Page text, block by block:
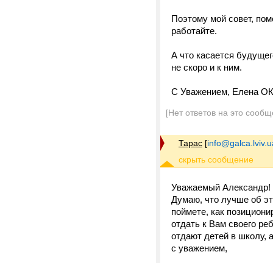
Поэтому мой совет,
работайте.
А что касается
не скоро и к ним.
С Уважением, Елена ОК
[Нет ответов на это
Тарас [
Уважаемый Александр!
Думаю, что лучше об
поймете, как
отдать к Вам своего
отдают детей в школу,
с уважением,